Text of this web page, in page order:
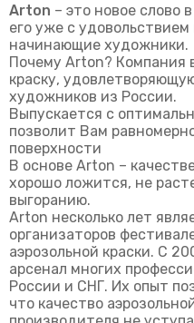
Arton – это новое слово
его уже с
начинающие художники.
Почему Arton? Компания
краску,
художников из России.
Выпускается с
позволит Вам
поверхности
В основе Arton –
хорошо ложится, не
выгоранию.
Arton несколько лет
организаторов
аэрозольной краски. С
арсенал многих
России и СНГ. Их опыт
что качество